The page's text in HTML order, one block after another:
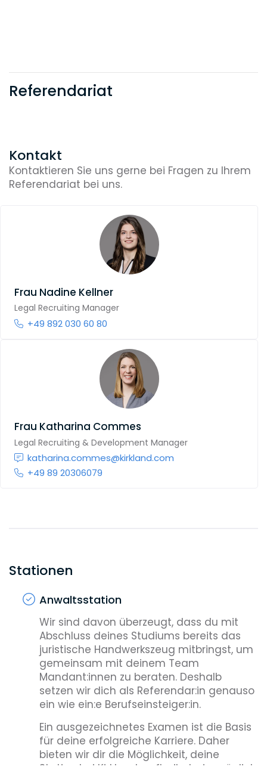
Referendariat
Kontakt
Kontaktieren Sie uns gerne bei Fragen zu Ihrem
Referendariat bei uns.
Frau Nadine Kellner
Legal Recruiting Manager
+49 892 030 60 80
Frau Katharina Commes
Legal Recruiting & Development Manager
katharina.commes@kirkland.com
+49 89 20306079
Stationen
Anwaltsstation
Wir sind davon überzeugt, dass du mit
Abschluss deines Studiums bereits das
juristische Handwerkszeug mitbringst, um
gemeinsam mit deinem Team
Mandant:innen zu beraten. Deshalb
setzen wir dich als Referendar:in genauso
ein wie ein:e Berufseinsteiger:in.
Ein ausgezeichnetes Examen ist die Basis
für deine erfolgreiche Karriere. Daher
bieten wir dir die Möglichkeit, deine
Station bei Kirkland so flexibel wie möglich